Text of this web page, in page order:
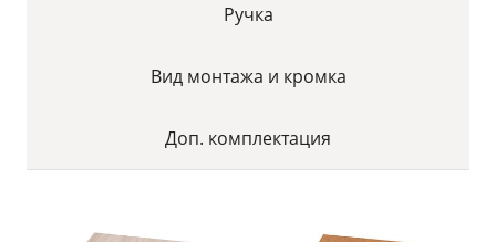
Ручка
Вид монтажа и кромка
Доп. комплектация